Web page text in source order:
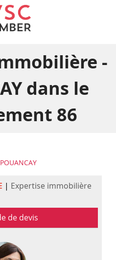
-
dans le
86
| Expertise immobilière
de devis